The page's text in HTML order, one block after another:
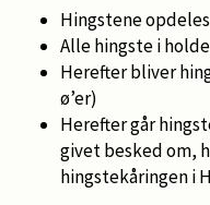
Hingstene
Alle hingste i
Herefter bliver
ø’er)
Herefter går
givet besked om,
hingstekåringen i